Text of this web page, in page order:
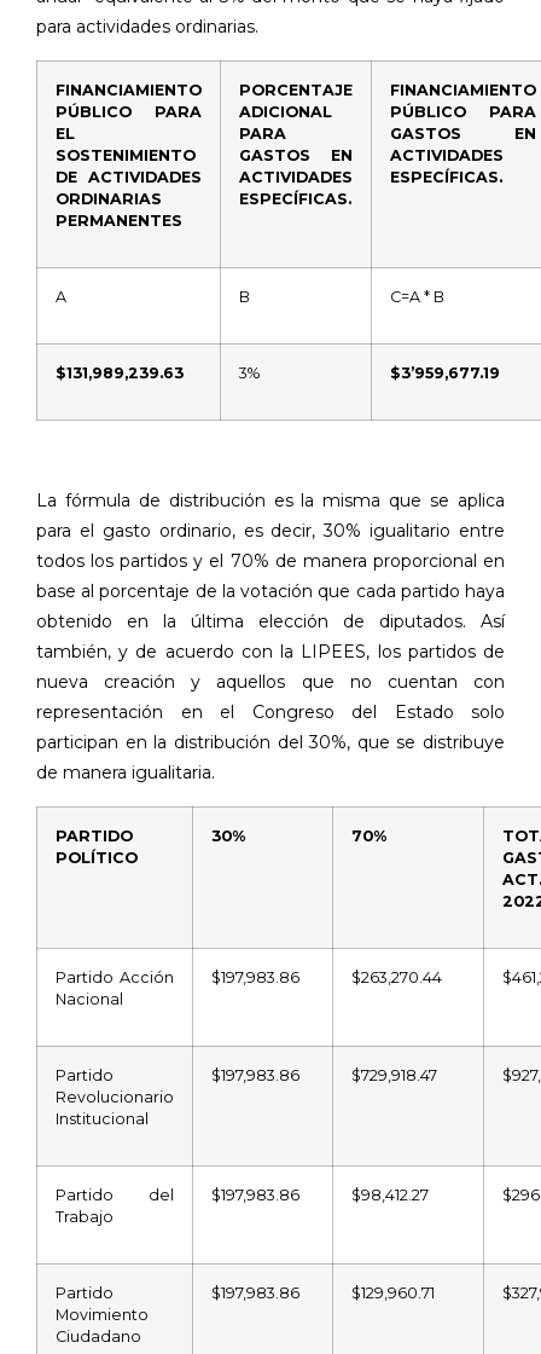
para actividades ordinarias.
FINANCIAMIENTO
PÚBLICO PARA
EL
SOSTENIMIENTO
DE ACTIVIDADES
ORDINARIAS
PERMANENTES
PORCENTAJE
ADICIONAL
PARA
GASTOS EN
ACTIVIDADES
ESPECÍFICAS.
FINANCIAMIENTO
PÚBLICO PARA
GASTOS EN
ACTIVIDADES
ESPECÍFICAS.
A B C=A * B
$131,989,239.63 3% $3’959,677.19
La fórmula de distribución es la misma que se aplica
para el gasto ordinario, es decir, 30% igualitario entre
todos los partidos y el 70% de manera proporcional en
base al porcentaje de la votación que cada partido haya
obtenido en la última elección de diputados. Así
también, y de acuerdo con la LIPEES, los partidos de
nueva creación y aquellos que no cuentan con
representación en el Congreso del Estado solo
participan en la distribución del 30%, que se distribuye
de manera igualitaria.
PARTIDO
POLÍTICO
30% 70%
Partido Acción
Nacional
$197,983.86 $263,270.44
Partido
Revolucionario
Institucional
$197,983.86 $729,918.47
Partido del
Trabajo
$197,983.86 $98,412.27
Partido
Movimiento
Ciudadano
$197,983.86 $129,960.71